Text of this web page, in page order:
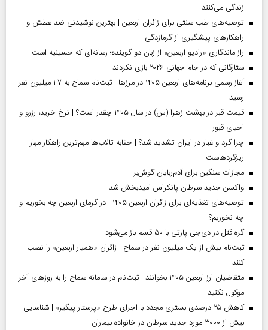
زندگی می‌کنند
توصیه‌های طب سنتی برای زائران اربعین | بهترین نوشیدنی ضد عطش و
راهکارهای پیشگیری از گرمازدگی
راز ماندگاری «رادیو اربعین» از زبان دو گوینده؛ رسانه‌ای که حسینیه است
ستارگانی که در جام جهانی ۲۰۲۶ بازی نکردند
آغاز رسمی برنامه‌های اربعین ۱۴۰۵ در مرز‌ها | ثبت‌نام سماح به ۱.۷ میلیون نفر
رسید
قیمت قبر در بهشت زهرا (س) در سال ۱۴۰۵ چقدر است؟ | نرخ خرید، رزرو و
احیای قبور
چرا گرد و غبار در ایران تشدید شد؟ | حقابه تالاب‌ها مهم‌ترین راهکار مهار
ریزگردهاست
مجازات سنگین برای آدم‌ربایان گوش‌بر
واکسن جدید سرطان پانکراس امیدبخش شد
توصیه‌های تغذیه‌ای برای زائران اربعین ۱۴۰۵ | در گرمای اربعین چه بخوریم و
چه نخوریم؟
گره قتل در دی‌جی پارتی با ۵۰ قسم باز می‌شود
ثبت‌نام بیش از یک میلیون نفر در سماح | زائران «همیار اربعین» را نصب
کنند
متقاضیان ارز اربعین ۱۴۰۵ بخوانند | ثبت‌نام در سامانه سماح را به روز‌های آخر
موکول نکنید
کاهش ۲۵ درصدی بستری مجدد با اجرای طرح «پرستار پیگیر» | شناسایی
بیش از ۳۰۰۰ مورد جدید سرطان در خانواده بیماران